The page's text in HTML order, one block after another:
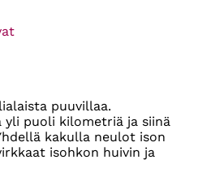
puuvillaa.
yli puoli kilometriä ja siinä
kakulla neulot ison
isohkon huivin ja